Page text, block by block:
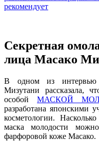
Секретная
лица Масако
В одном из интервью
Мизутани рассказала,
особойМАСКОЙ
разработана японскими
косметологии.
маска молодости
фарфоровой коже Масако.